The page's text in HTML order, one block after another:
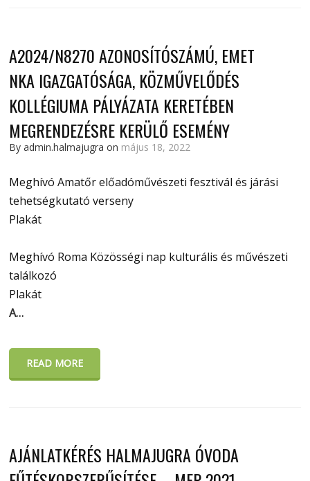
A2024/N8270 AZONOSÍTÓSZÁMÚ, EMET
NKA IGAZGATÓSÁGA, KÖZMŰVELŐDÉS
KOLLÉGIUMA PÁLYÁZATA KERETÉBEN
MEGRENDEZÉSRE KERÜLŐ ESEMÉNY
By admin.halmajugra on május 18, 2022
Meghívó Amatőr előadóművészeti fesztivál és járási
tehetségkutató verseny
Plakát
Meghívó Roma Közösségi nap kulturális és művészeti
találkozó
Plakát
A…
READ MORE
AJÁNLATKÉRÉS HALMAJUGRA ÓVODA